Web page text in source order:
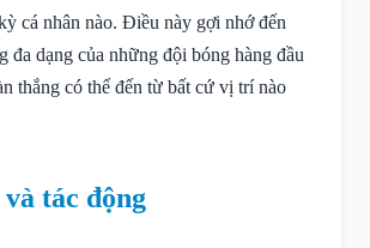
cá nhân nào. Điều này gợi nhớ đến
đa dạng của những đội bóng hàng đầu
thắng có thể đến từ bất cứ vị trí nào
tác động